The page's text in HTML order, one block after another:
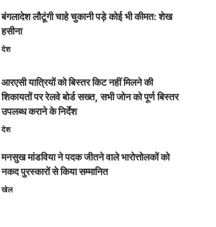
बंगलादेश लौटूंगी चाहे चुकानी पड़े कोई भी कीमत: शेख
हसीना
देश
आरएसी यात्रियों को बिस्तर किट नहीं मिलने की
शिकायतों पर रेलवे बोर्ड सख्त, सभी जोन को पूर्ण बिस्तर
उपलब्ध कराने के निर्देश
देश
मनसुख मांडविया ने पदक जीतने वाले भारोत्तोलकों को
नकद पुरस्कारों से किया सम्मानित
खेल